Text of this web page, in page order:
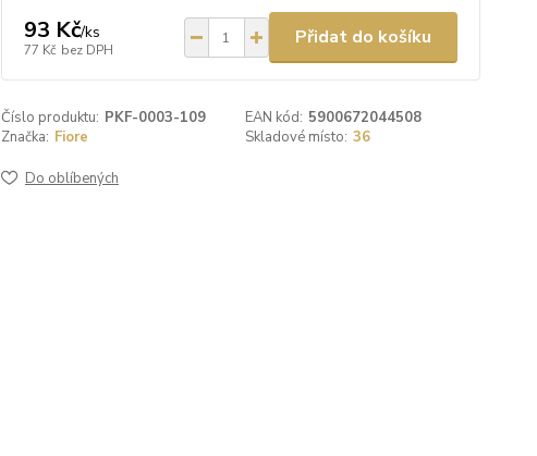
93 Kč/ks
77 Kč bez DPH
Přidat do košíku
Číslo produktu: PKF-0003-109 EAN kód: 5900672044508
Značka: Fiore Skladové místo: 36
Do oblíbených